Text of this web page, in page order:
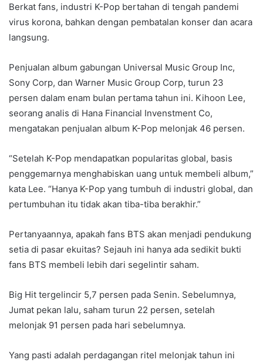
Berkat fans, industri K-Pop bertahan di tengah pandemi
virus korona, bahkan dengan pembatalan konser dan acara
langsung.
Penjualan album gabungan Universal Music Group Inc,
Sony Corp, dan Warner Music Group Corp, turun 23
persen dalam enam bulan pertama tahun ini. Kihoon Lee,
seorang analis di Hana Financial Invenstment Co,
mengatakan penjualan album K-Pop melonjak 46 persen.
“Setelah K-Pop mendapatkan popularitas global, basis
penggemarnya menghabiskan uang untuk membeli album,”
kata Lee. “Hanya K-Pop yang tumbuh di industri global, dan
pertumbuhan itu tidak akan tiba-tiba berakhir.”
Pertanyaannya, apakah fans BTS akan menjadi pendukung
setia di pasar ekuitas? Sejauh ini hanya ada sedikit bukti
fans BTS membeli lebih dari segelintir saham.
Big Hit tergelincir 5,7 persen pada Senin. Sebelumnya,
Jumat pekan lalu, saham turun 22 persen, setelah
melonjak 91 persen pada hari sebelumnya.
Yang pasti adalah perdagangan ritel melonjak tahun ini